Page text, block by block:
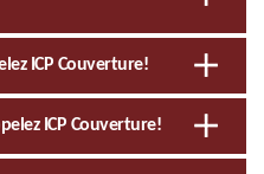
ICP Couverture!
ICP Couverture!